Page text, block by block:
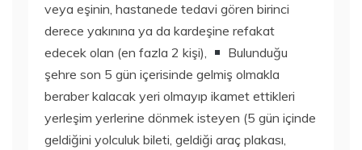
veya eşinin, hastanede tedavi gören birinci
derece yakınına ya da kardeşine refakat
edecek olan (en fazla 2 kişi),
Bulunduğu
şehre son 5 gün içerisinde gelmiş olmakla
beraber kalacak yeri olmayıp ikamet ettikleri
yerleşim yerlerine dönmek isteyen (5 gün içinde
geldiğini yolculuk bileti, geldiği araç plakası,